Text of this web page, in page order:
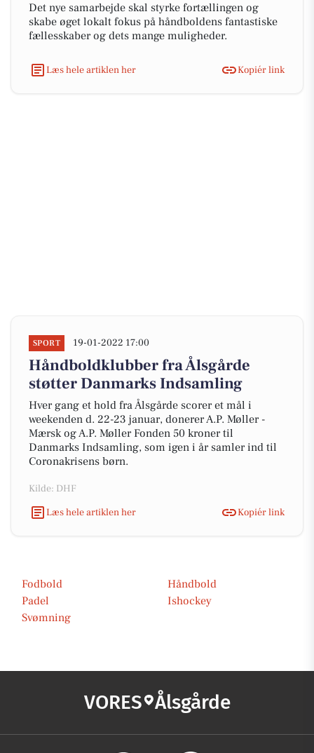
Det nye samarbejde skal styrke fortællingen og
skabe øget lokalt fokus på håndboldens fantastiske
fællesskaber og dets mange muligheder.
Læs hele artiklen her Kopiér link
SPORT 19-01-2022 17:00
Håndboldklubber fra Ålsgårde
støtter Danmarks Indsamling
Hver gang et hold fra Ålsgårde scorer et mål i
weekenden d. 22-23 januar, donerer A.P. Møller -
Mærsk og A.P. Møller Fonden 50 kroner til
Danmarks Indsamling, som igen i år samler ind til
Coronakrisens børn.
Kilde: DHF
Læs hele artiklen her
Kopiér link
Fodbold
Håndbold
Padel
Ishockey
Svømning
VORES Ålsgårde